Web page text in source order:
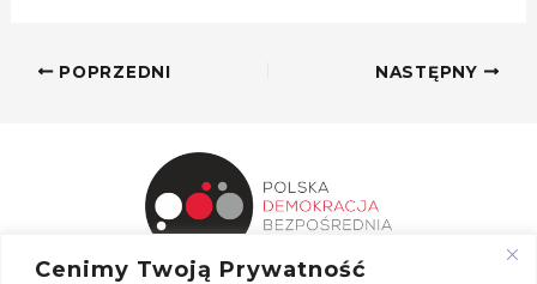
Cenimy Twoją Prywatność
POPRZEDNI NASTĘPNY